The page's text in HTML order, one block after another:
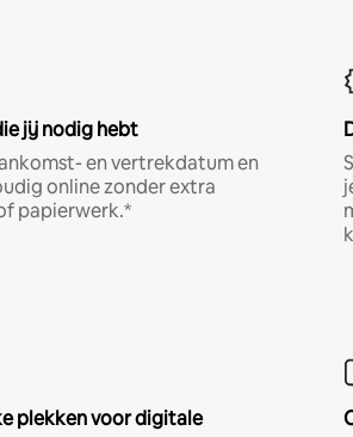
jij nodig hebt
en vertrekdatum en
online zonder extra
papierwerk.*
plekken voor digitale